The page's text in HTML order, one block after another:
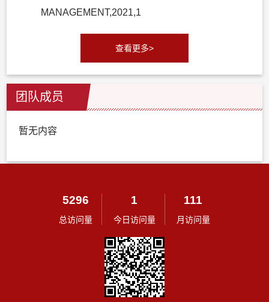
MANAGEMENT,2021,1
查看更多>
团队成员
暂无内容
5296
总访问量
1
今日访问量
111
月访问量